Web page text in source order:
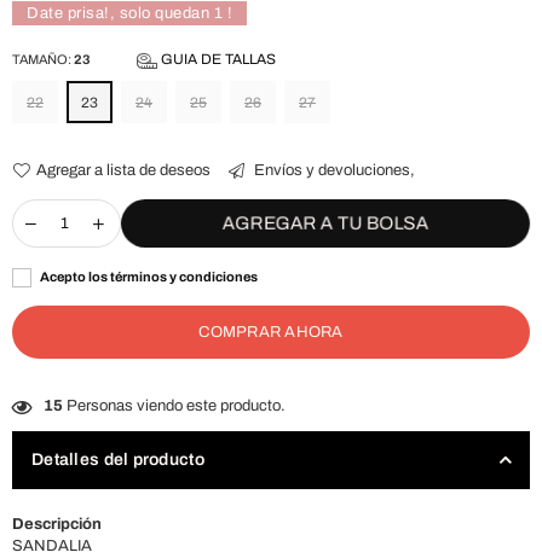
Date prisa!, solo quedan 1 !
TAMAÑO:23 GUIA DE TALLAS
22 23 24 25 26 27
Agregar a lista de deseos Envíos y devoluciones,
AGREGAR A TU BOLSA
Acepto los términos y condiciones
COMPRAR AHORA
15 Personas viendo este producto.
Detalles del producto
Descripción
SANDALIA